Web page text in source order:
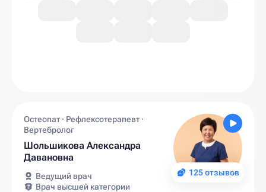
125 отзывов
Остеопат · Рефлексотерапевт ·
Вертебролог
Шольшикова Александра
Давановна
Ведущий врач
Врач высшей категории